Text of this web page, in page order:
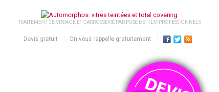
TRAITEMENT DE VITRAGE ET CARROSSERIE PAR POSE DE FILM PROFESSIONNELS
Devis gratuit On vous rappelle gratuitement